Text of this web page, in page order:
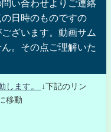
い合わせよりご連絡
日時のものですの
ざいます。動画サム
。その点ご理解いた
します。
↓下記のリン
移動